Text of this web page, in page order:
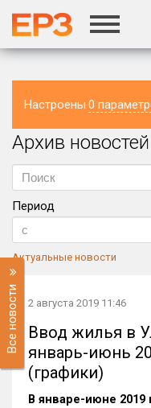
Настроены 0
Регион
Архив новостей
Период
Актуальные новости
Все новости 2 августа 2019 11:46
Ввод жилья в
январь-июнь
(графики)
В январе-июне 2019